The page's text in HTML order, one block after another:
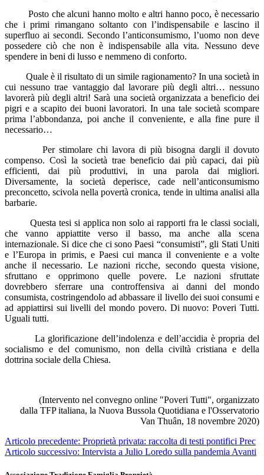
Posto che alcuni hanno molto e altri hanno poco, è necessario
che i primi rimangano soltanto con l’indispensabile e lascino il
superfluo ai secondi. Secondo l’anticonsumismo, l’uomo non deve
possedere ciò che non è indispensabile alla vita. Nessuno deve
spendere in beni di lusso e nemmeno di conforto.
Quale è il risultato di un simile ragionamento? In una società in
cui nessuno trae vantaggio dal lavorare più degli altri… nessuno
lavorerà più degli altri! Sarà una società organizzata a beneficio dei
pigri e a scapito dei buoni lavoratori. In una tale società scompare
prima l’abbondanza, poi anche il conveniente, e alla fine pure il
necessario…
Per stimolare chi lavora di più bisogna dargli il dovuto
compenso. Così la società trae beneficio dai più capaci, dai più
efficienti, dai più produttivi, in una parola dai migliori.
Diversamente, la società deperisce, cade nell’anticonsumismo
preconcetto, scivola nella povertà cronica, tende in ultima analisi alla
barbarie.
Questa tesi si applica non solo ai rapporti fra le classi sociali,
che vanno appiattite verso il basso, ma anche alla scena
internazionale. Si dice che ci sono Paesi “consumisti”, gli Stati Uniti
e l’Europa in primis, e Paesi cui manca il conveniente e a volte
anche il necessario. Le nazioni ricche, secondo questa visione,
sfruttano e opprimono quelle povere. Le nazioni sfruttate
dovrebbero sferrare una controffensiva ai danni del mondo
consumista, costringendolo ad abbassare il livello dei suoi consumi e
ad appiattirsi sui livelli del mondo povero. Di nuovo: Poveri Tutti.
Uguali tutti.
La glorificazione dell’indolenza e dell’accidia è propria del
socialismo e del comunismo, non della civiltà cristiana e della
dottrina sociale della Chiesa.
(Intervento nel convegno online "Poveri Tutti", organizzato
dalla TFP italiana, la Nuova Bussola Quotidiana e l'Osservatorio
Van Thuân, 18 novembre 2020)
Articolo precedente: Proprietà privata: raccolta di testi pontifici Prec
Articolo successivo: Intervista a Julio Loredo sulla pandemia Avanti